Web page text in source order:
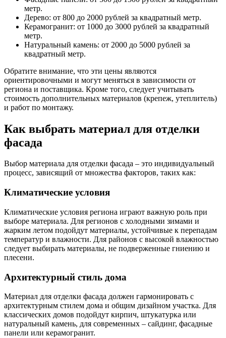
метр.
Дерево: от 800 до 2000 рублей за квадратный метр.
Керамогранит: от 1000 до 3000 рублей за квадратный
метр.
Натуральный камень: от 2000 до 5000 рублей за
квадратный метр.
Обратите внимание, что эти цены являются
ориентировочными и могут меняться в зависимости от
региона и поставщика. Кроме того, следует учитывать
стоимость дополнительных материалов (крепеж, утеплитель)
и работ по монтажу.
Как выбрать материал для отделки
фасада
Выбор материала для отделки фасада – это индивидуальный
процесс, зависящий от множества факторов, таких как:
Климатические условия
Климатические условия региона играют важную роль при
выборе материала. Для регионов с холодными зимами и
жарким летом подойдут материалы, устойчивые к перепадам
температур и влажности. Для районов с высокой влажностью
следует выбирать материалы, не подверженные гниению и
плесени.
Архитектурный стиль дома
Материал для отделки фасада должен гармонировать с
архитектурным стилем дома и общим дизайном участка. Для
классических домов подойдут кирпич, штукатурка или
натуральный камень, для современных – сайдинг, фасадные
панели или керамогранит.